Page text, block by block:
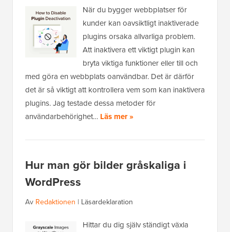
När du bygger webbplatser för
kunder kan oavsiktligt inaktiverade
plugins orsaka allvarliga problem.
Att inaktivera ett viktigt plugin kan
bryta viktiga funktioner eller till och
med göra en webbplats oanvändbar. Det är därför
det är så viktigt att kontrollera vem som kan inaktivera
plugins. Jag testade dessa metoder för
användarbehörighet… Läs mer »
Hur man gör bilder gråskaliga i
WordPress
Av Redaktionen | Läsardeklaration
Hittar du dig själv ständigt växla